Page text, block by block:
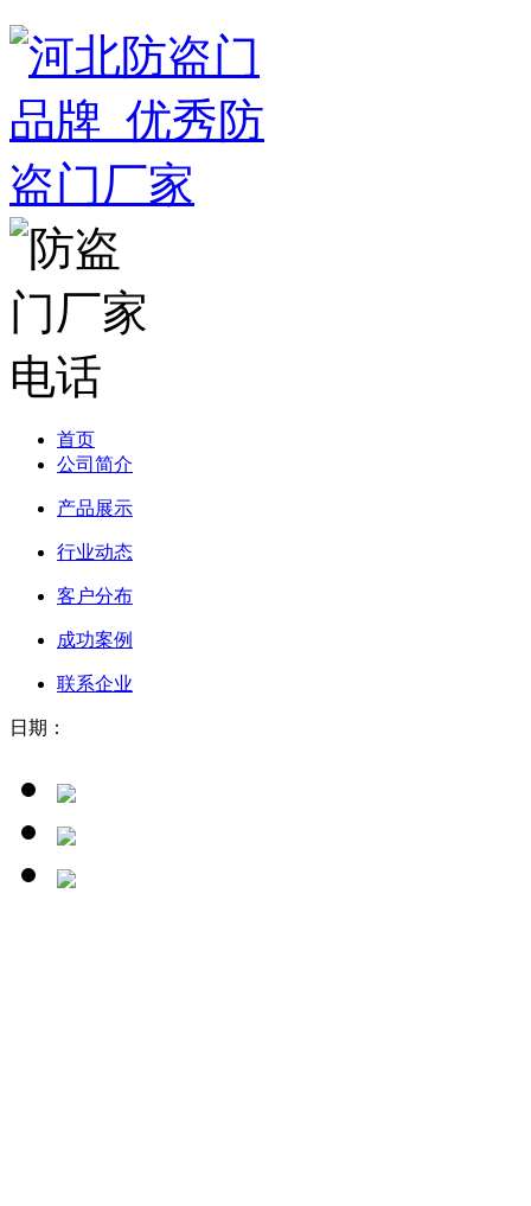
首页
公司简介
产品展示
行业动态
客户分布
成功案例
联系企业
日期：